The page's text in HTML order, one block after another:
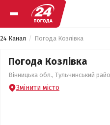
24 Канал Погода Козлівка
Погода Козлівка
Вінницька обл., Тульчинський
Змінити місто